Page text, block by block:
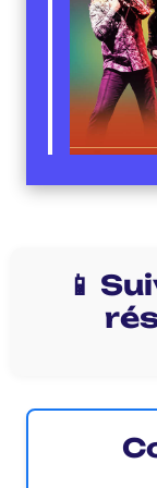
📱